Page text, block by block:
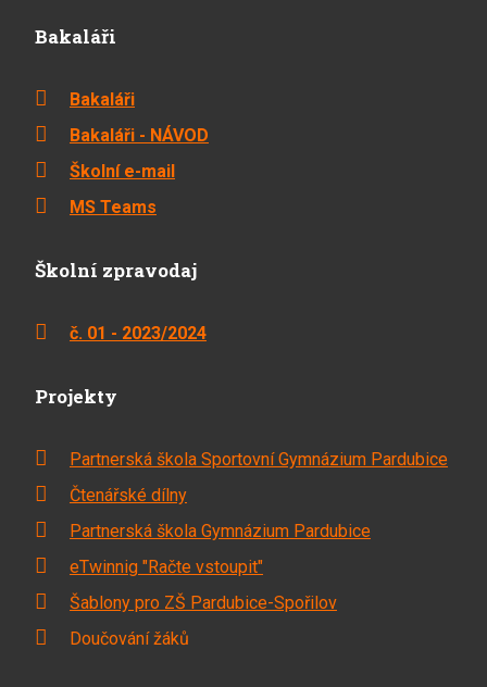
Bakaláři
Bakaláři
Bakaláři - NÁVOD
Školní e-mail
MS Teams
Školní zpravodaj
č. 01 - 2023/2024
Projekty
Partnerská škola Sportovní Gymnázium Pardubice
Čtenářské dílny
Partnerská škola Gymnázium Pardubice
eTwinnig "Račte vstoupit"
Šablony pro ZŠ Pardubice-Spořilov
Doučování žáků